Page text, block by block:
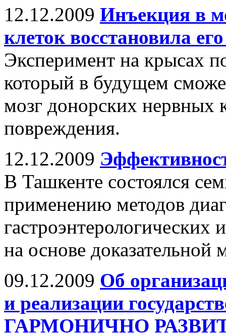
12.12.2009 Инъекция в
клеток восстановила
Эксперимент на крысах
который в будущем
мозг донорских нервных
повреждения.
12.12.2009
В Ташкенте состоялся
применению методов
гастроэнтерологических
на основе доказательной
09.12.2009 Об
и реализации
ГАРМОНИЧНО